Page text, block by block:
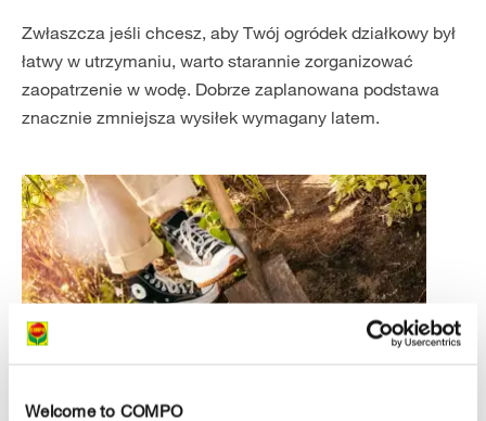
Welcome to COMPO
Zwłaszcza jeśli chcesz, aby Twój ogródek działkowy był
łatwy w utrzymaniu, warto starannie zorganizować
zaopatrzenie w wodę. Dobrze zaplanowana podstawa
znacznie zmniejsza wysiłek wymagany latem.